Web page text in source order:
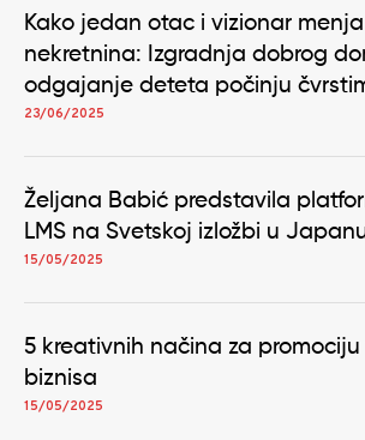
Kako jedan otac i vizionar
nekretnina: Izgradnja dobrog
odgajanje deteta počinju
23/06/2025
Željana Babić predstavila
LMS na Svetskoj izložbi u
15/05/2025
5 kreativnih načina za
biznisa
15/05/2025